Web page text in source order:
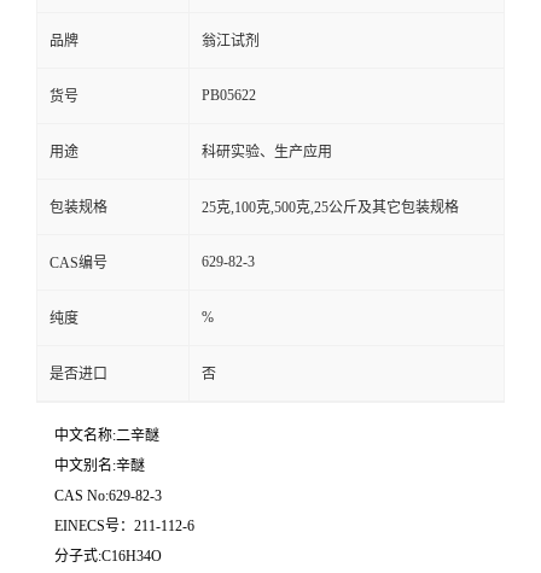
品牌 翁江试剂
货号 PB05622
用途 科研实验、生产应用
包装规格 25克,100克,500克,25公斤及其它包装规格
CAS编号 629-82-3
纯度 %
是否进口 否
中文名称:二辛醚
中文别名:辛醚
CAS No:629-82-3
EINECS号：211-112-6
分子式:C16H34O